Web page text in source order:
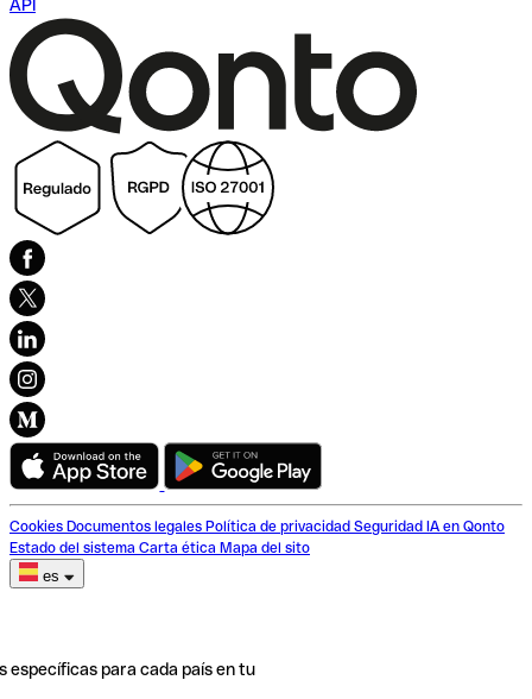
API
Cookies Documentos legales Política de privacidad Seguridad IA en Qonto
Estado del sistema Carta ética Mapa del sito
es
específicas para cada país en tu